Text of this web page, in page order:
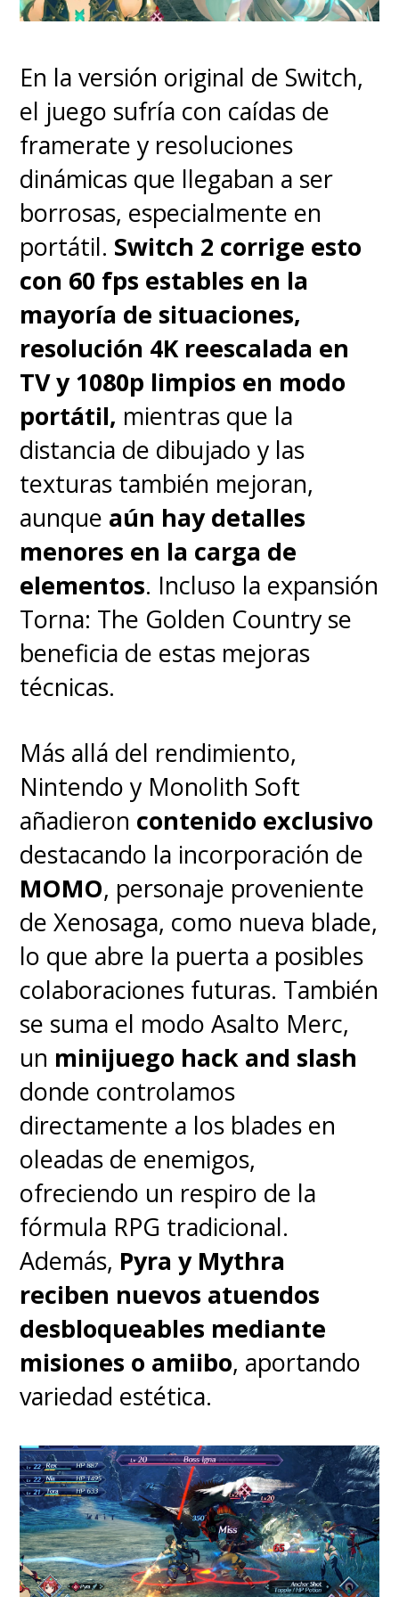
Además de soportarDolby
Audio, el proyector incluye un
modo especial que te permite
apagar la lámpara y usarlo
únicamente como un altavoz
Bluetooth independiente.
La experiencia de uso es fluida e
intuitiva, características
principales deGoogle TV, que
es el sistema operativo del
equipo y que permite acceso
directo y nativo a miles de
aplicaciones, agrupando el
catálogo de Netflix, YouTube,
Disney+, Prime Video y más en
una interfaz unificada. Además,
compatible con elAsistente
de Google por lo que puedes
buscar películas, pedir
recomendaciones o controlar tu
casa inteligente simplemente
con tu voz y sumamos
compatibilidad conGoogle
Cast, lo que permite transmitir
contenido de manera
inalámbrica desde tu teléfono
móvil o tablet directamente a la
pantalla gigante.
comparación que suele hacerse,
pero es unerror común
intentar comparar un
proyector directamente con
En la versión original de Switch,
el juego sufría con caídas de
framerate y resoluciones
dinámicas que llegaban a ser
borrosas, especialmente en
portátil. Switch 2 corrige esto
con 60 fps estables en la
mayoría de situaciones,
resolución 4K reescalada en
TV y 1080p limpios en modo
portátil, mientras que la
distancia de dibujado y las
texturas también mejoran,
aunque aún hay detalles
menores en la carga de
elementos. Incluso la expansión
Torna: The Golden Country se
beneficia de estas mejoras
técnicas.
Más allá del rendimiento,
Nintendo y Monolith Soft
añadieron contenido exclusivo
destacando la incorporación de
MOMO, personaje proveniente
de Xenosaga, como nueva blade,
lo que abre la puerta a posibles
colaboraciones futuras. También
se suma el modo Asalto Merc,
un minijuego hack and slash
donde controlamos
directamente a los blades en
oleadas de enemigos,
ofreciendo un respiro de la
fórmula RPG tradicional.
Además, Pyra y Mythra
reciben nuevos atuendos
desbloqueables mediante
misiones o amiibo, aportando
variedad estética.